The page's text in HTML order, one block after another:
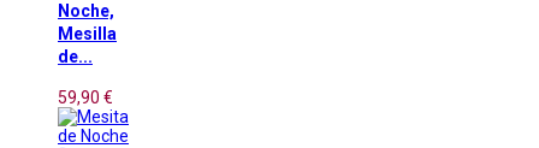
Noche,
Mesilla
de...
59,90 €